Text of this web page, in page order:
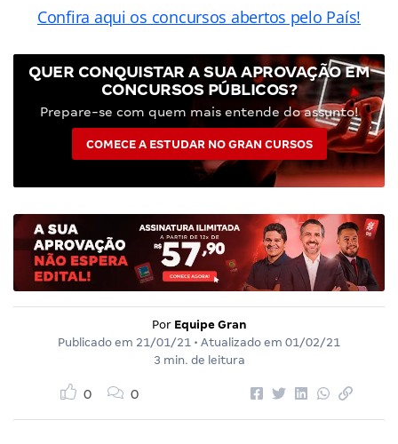
Confira aqui os concursos abertos pelo País!
QUER CONQUISTAR A SUA APROVAÇÃO EM
CONCURSOS PÚBLICOS?
Prepare-se com quem mais entende do assunto!
COMECE A ESTUDAR NO GRAN CURSOS
Por Equipe Gran
Publicado em 21/01/21 • Atualizado em 01/02/21
3 min. de leitura
0 0